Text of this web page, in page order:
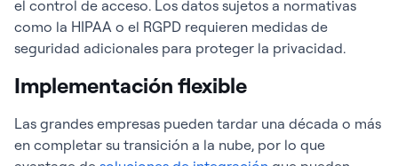
el control de acceso. Los datos sujetos a normativas
como la HIPAA o el RGPD requieren medidas de
seguridad adicionales para proteger la privacidad.
Implementación flexible
Las grandes empresas pueden tardar una década o más
en completar su transición a la nube, por lo que